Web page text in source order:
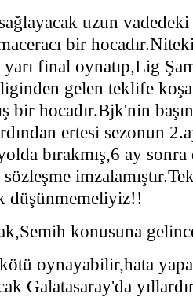
uzun vadedeki
bir
final oynatıp,Lig
gelen teklife
bir hocadır.Bjk'nin
ertesi sezonun
bırakmış,6 ay
düşünmemeliyiz!!
konusuna
oynayabilir,hata
Galatasaray'da